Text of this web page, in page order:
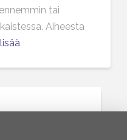
tai
Aiheesta